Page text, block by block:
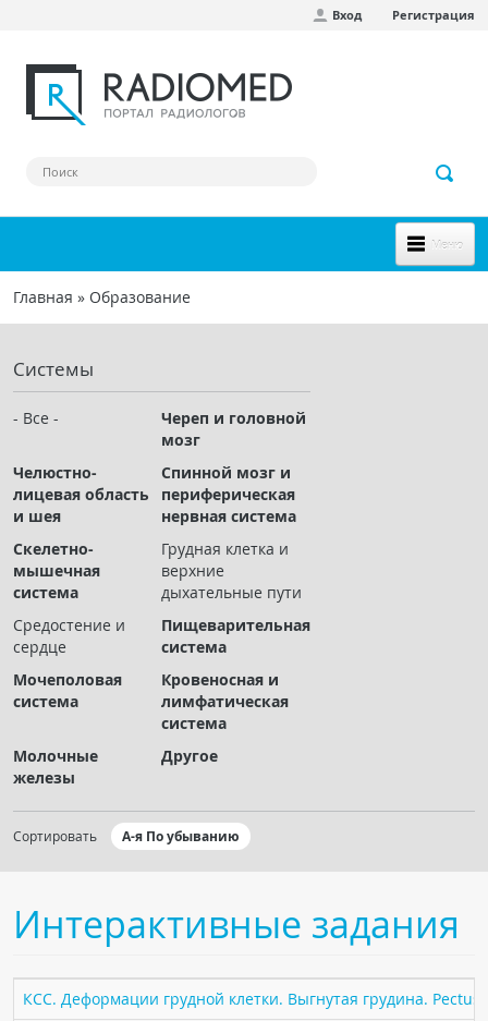
Вход Регистрация
Меню
НОВОЕ НА САЙТЕ
СООБЩЕСТВО
Клинические наблюдения
Чат RADIOMED
ОБРАЗОВАНИЕ
Интерактивные задания
Презентации
Публикации
Журнал "Лучевая диагностика и терапия"
ПАЦИЕНТАМ
Вы здесь
Главная » Образование
Системы
- Все -
Череп и головной
мозг
Челюстно-
лицевая область
и шея
Спинной мозг и
периферическая
нервная система
Скелетно-
мышечная
система
Грудная клетка и
верхние
дыхательные пути
Средостение и
сердце
Пищеварительная
система
Мочеполовая
система
Кровеносная и
лимфатическая
система
Молочные
железы
Другое
Сортировать А-я По убыванию
Интерактивные задания
КСС. Деформации грудной клетки. Выгнутая грудина. Pectus